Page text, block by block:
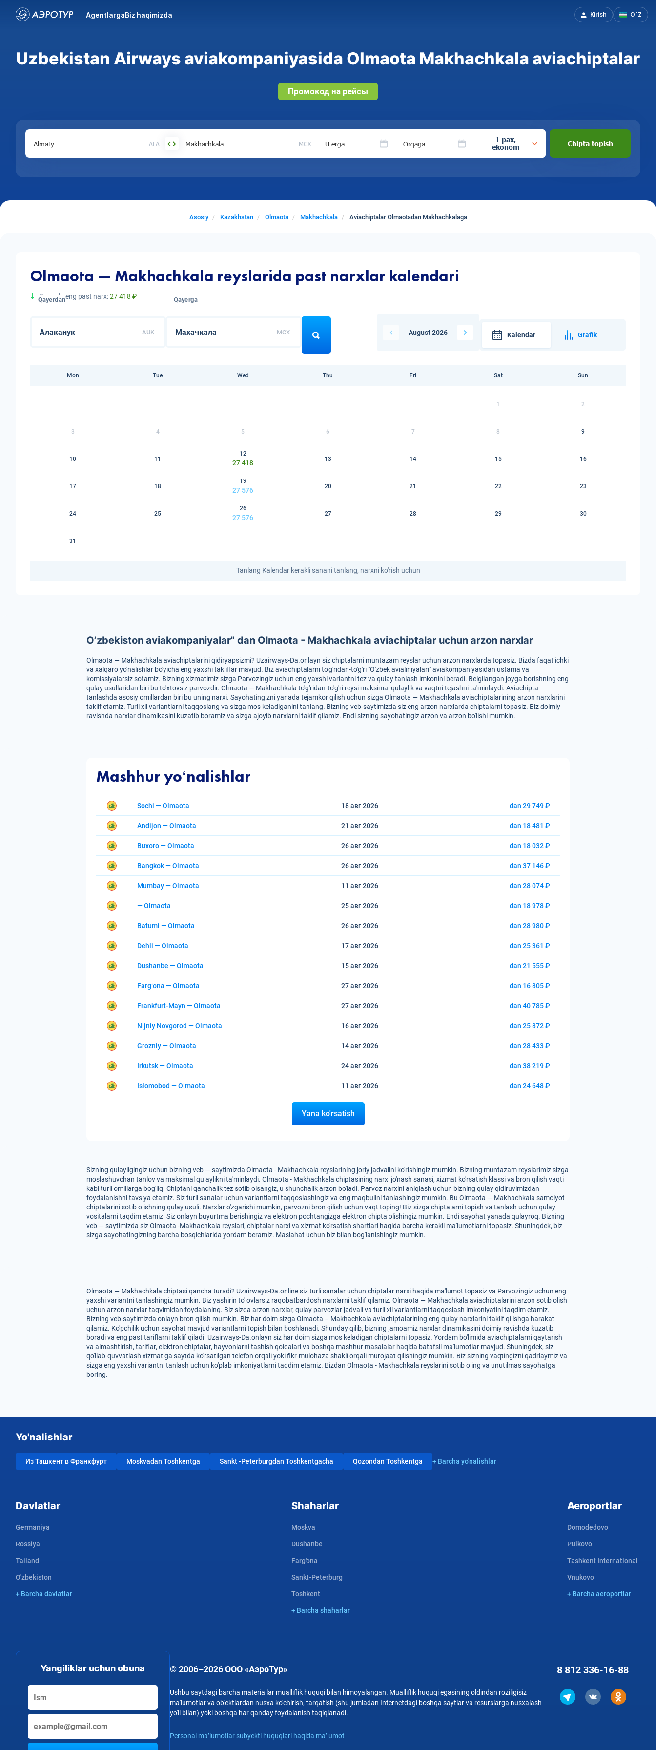
AgentlargaBiz haqimizda Kirish O`Z
Uzbekistan Airways aviakompaniyasida Olmaota Makhachkala aviachiptalar
Промокод на рейсы
ALA MCX U erga Orqaga
1 pax,
ekonom
Chipta topish
Asosiy Kazakhstan Olmaota Makhachkala Aviachiptalar Olmaotadan Makhachkalaga
Olmaota — Makhachkala reyslarida past narxlar kalendari
Bu oyda eng past narx:27 418 ₽
Qayerdan
AUK
Qayerga
MCX August 2026 Kalendar Grafik
Mon Tue Wed Thu Fri Sat Sun
1 2
3 4 5 6 7 8 9
10 11
12
27 418
13 14 15 16
17 18
19
27 576
20 21 22 23
24 25
26
27 576
27 28 29 30
31
Tanlang Kalendar kerakli sanani tanlang, narxni ko'rish uchun
O’zbekiston aviakompaniyalar" dan Olmaota - Makhachkala aviachiptalar uchun arzon narxlar
Olmaota — Makhachkala aviachiptalarini qidiryapsizmi? Uzairways-Da.onlayn siz chiptalarni muntazam reyslar uchun arzon narxlarda topasiz. Bizda faqat ichki
va xalqaro yo'nalishlar bo'yicha eng yaxshi takliflar mavjud. Biz aviachiptalarni to'g'ridan-to'g'ri "O'zbek avialiniyalari" aviakompaniyasidan ustama va
komissiyalarsiz sotamiz. Bizning xizmatimiz sizga Parvozingiz uchun eng yaxshi variantni tez va qulay tanlash imkonini beradi. Belgilangan joyga borishning eng
qulay usullaridan biri bu to'xtovsiz parvozdir. Olmaota — Makhachkala to'g'ridan-to'g'ri reysi maksimal qulaylik va vaqtni tejashni ta'minlaydi. Aviachipta
tanlashda asosiy omillardan biri bu uning narxi. Sayohatingizni yanada tejamkor qilish uchun sizga Olmaota — Makhachkala aviachiptalarining arzon narxlarini
taklif etamiz. Turli xil variantlarni taqqoslang va sizga mos keladiganini tanlang. Bizning veb-saytimizda siz eng arzon narxlarda chiptalarni topasiz. Biz doimiy
ravishda narxlar dinamikasini kuzatib boramiz va sizga ajoyib narxlarni taklif qilamiz. Endi sizning sayohatingiz arzon va arzon bo'lishi mumkin.
Mashhur yoʻnalishlar
Sochi — Olmaota 18 авг2026 dan 29 749 ₽
Andijon — Olmaota 21 авг2026 dan 18 481 ₽
Buxoro — Olmaota 26 авг2026 dan 18 032 ₽
Bangkok — Olmaota 26 авг2026 dan 37 146 ₽
Mumbay — Olmaota 11 авг2026 dan 28 074 ₽
— Olmaota 25 авг2026 dan 18 978 ₽
Batumi — Olmaota 26 авг2026 dan 28 980 ₽
Dehli — Olmaota 17 авг2026 dan 25 361 ₽
Dushanbe — Olmaota 15 авг2026 dan 21 555 ₽
Fargʻona — Olmaota 27 авг2026 dan 16 805 ₽
Frankfurt-Mayn — Olmaota 27 авг2026 dan 40 785 ₽
Nijniy Novgorod — Olmaota 16 авг2026 dan 25 872 ₽
Grozniy — Olmaota 14 авг2026 dan 28 433 ₽
Irkutsk — Olmaota 24 авг2026 dan 38 219 ₽
Islomobod — Olmaota 11 авг2026 dan 24 648 ₽
Yana ko'rsatish
Sizning qulayligingiz uchun bizning veb — saytimizda Olmaota - Makhachkala reyslarining joriy jadvalini ko'rishingiz mumkin. Bizning muntazam reyslarimiz sizga
moslashuvchan tanlov va maksimal qulaylikni ta'minlaydi. Olmaota - Makhachkala chiptasining narxi jo'nash sanasi, xizmat ko'rsatish klassi va bron qilish vaqti
kabi turli omillarga bog'liq. Chiptani qanchalik tez sotib olsangiz, u shunchalik arzon bo'ladi. Parvoz narxini aniqlash uchun bizning qulay qidiruvimizdan
foydalanishni tavsiya etamiz. Siz turli sanalar uchun variantlarni taqqoslashingiz va eng maqbulini tanlashingiz mumkin. Bu Olmaota — Makhachkala samolyot
chiptalarini sotib olishning qulay usuli. Narxlar o'zgarishi mumkin, parvozni bron qilish uchun vaqt toping! Biz sizga chiptalarni topish va tanlash uchun qulay
vositalarni taqdim etamiz. Siz onlayn buyurtma berishingiz va elektron pochtangizga elektron chipta olishingiz mumkin. Endi sayohat yanada qulayroq. Bizning
veb — saytimizda siz Olmaota -Makhachkala reyslari, chiptalar narxi va xizmat ko'rsatish shartlari haqida barcha kerakli ma'lumotlarni topasiz. Shuningdek, biz
sizga sayohatingizning barcha bosqichlarida yordam beramiz. Maslahat uchun biz bilan bog'lanishingiz mumkin.
Olmaota — Makhachkala chiptasi qancha turadi? Uzairways-Da.online siz turli sanalar uchun chiptalar narxi haqida ma'lumot topasiz va Parvozingiz uchun eng
yaxshi variantni tanlashingiz mumkin. Biz yashirin to'lovlarsiz raqobatbardosh narxlarni taklif qilamiz. Olmaota — Makhachkala aviachiptalarini arzon sotib olish
uchun arzon narxlar taqvimidan foydalaning. Biz sizga arzon narxlar, qulay parvozlar jadvali va turli xil variantlarni taqqoslash imkoniyatini taqdim etamiz.
Bizning veb-saytimizda onlayn bron qilish mumkin. Biz har doim sizga Olmaota – Makhachkala aviachiptalarining eng qulay narxlarini taklif qilishga harakat
qilamiz. Ko'pchilik uchun sayohat mavjud variantlarni topish bilan boshlanadi. Shunday qilib, bizning jamoamiz narxlar dinamikasini doimiy ravishda kuzatib
boradi va eng past tariflarni taklif qiladi. Uzairways-Da.onlayn siz har doim sizga mos keladigan chiptalarni topasiz. Yordam bo'limida aviachiptalarni qaytarish
va almashtirish, tariflar, elektron chiptalar, hayvonlarni tashish qoidalari va boshqa mashhur masalalar haqida batafsil ma'lumotlar mavjud. Shuningdek, siz
qo'llab-quvvatlash xizmatiga saytda ko'rsatilgan telefon orqali yoki fikr-mulohaza shakli orqali murojaat qilishingiz mumkin. Biz sizning vaqtingizni qadrlaymiz va
sizga eng yaxshi variantni tanlash uchun ko'plab imkoniyatlarni taqdim etamiz. Bizdan Olmaota - Makhachkala reyslarini sotib oling va unutilmas sayohatga
boring.
Yo'nalishlar
Из Ташкент в Франкфурт Moskvadan Toshkentga Sankt -Peterburgdan Toshkentgacha Qozondan Toshkentga + Barcha yo'nalishlar
Davlatlar
Germaniya
Rossiya
Tailand
O'zbekiston
+ Barcha davlatlar
Shaharlar
Moskva
Dushanbe
Farg'ona
Sankt-Peterburg
Toshkent
+ Barcha shaharlar
Aeroportlar
Domodedovo
Pulkovo
Tashkent International
Vnukovo
+ Barcha aeroportlar
Yangiliklar uchun obuna © 2006–2026 ООО «АэроТур»
Ushbu saytdagi barcha materiallar mualliflik huquqi bilan himoyalangan. Mualliflik huquqi egasining oldindan roziligisiz
ma'lumotlar va ob'ektlardan nusxa ko'chirish, tarqatish (shu jumladan Internetdagi boshqa saytlar va resurslarga nusxalash
yo'li bilan) yoki boshqa har qanday foydalanish taqiqlanadi.
Personal ma’lumotlar subyekti huquqlari haqida ma’lumot
8 812 336-16-88